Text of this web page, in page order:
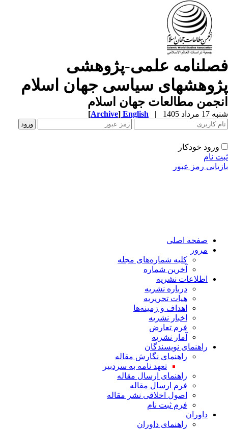
علمی-پژوهشی
سیاسی جهان اسلام
مطالعات جهان اسلام
مرداد 1405 |
English
[Archive]
ورود خودکار
نام
رمز عبور
صفحه اصلی
مرور
کلیه شماره‌های مجله
آخرین شماره
اطلاعات نشریه
درباره نشریه
هیات تحریریه
اهداف و زمینه‌ها
اخبار نشریه
فرم تعارض
آمار نشریه
راهنمای نویسندگان
راهنمای نگارش مقاله
تعهد نامه به سردبیر
راهنمای ارسال مقاله
فرم ارسال مقاله
اصول اخلاقی نشر مقاله
فرم ثبت نام
داوران
راهنمای داوران